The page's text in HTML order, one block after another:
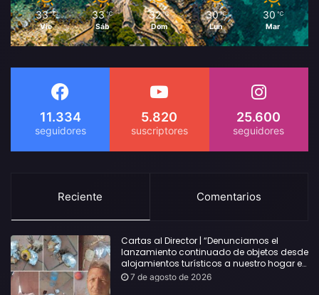
33 ℃
Vie
33 ℃
Sáb
32 ℃
Dom
30 ℃
Lun
30 ℃
Mar
11.334 5.820 25.600
Reciente Comentarios
Cartas al Director | “Denunciamos el
lanzamiento continuado de objetos desde
alojamientos turísticos a nuestro hogar en
Lloret: Podría haber causado una
7 de agosto de 2026